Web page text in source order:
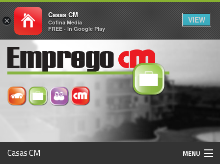
Casas CM MENU
×
Casas CM
Cofina Media
FREE - In Google Play
VIEW